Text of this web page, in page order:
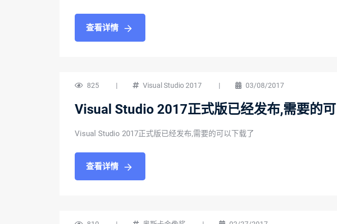
查看详情
825 | Visual Studio 2017 | 03/08/2017
Visual Studio 2017正式版已经发布,需要的
Visual Studio 2017正式版已经发布,需要的可以下载了
查看详情